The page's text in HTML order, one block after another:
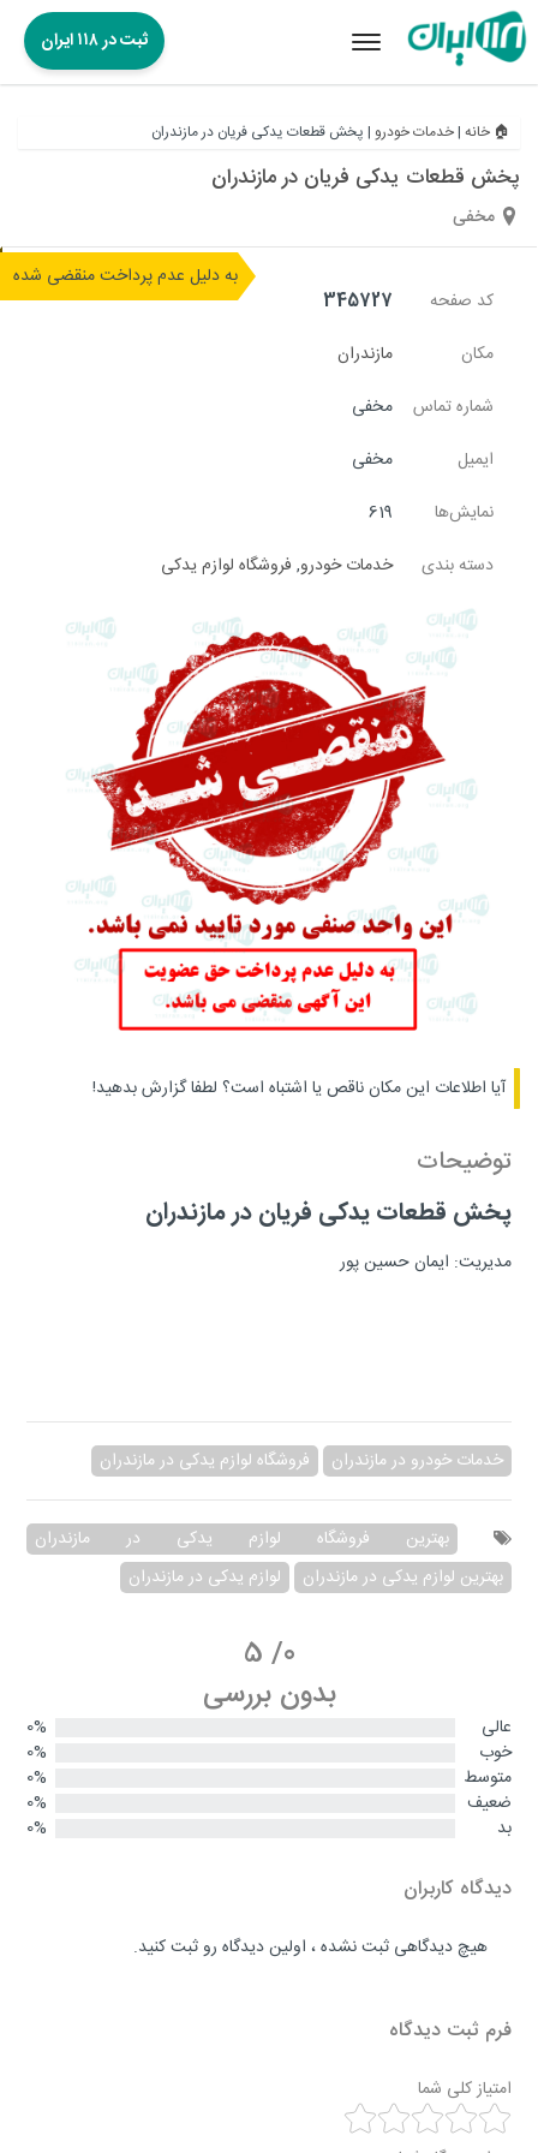
Toggle
ثبت در ۱۱۸ ایران
🏠 خانه|خدمات خودرو|پخش قطعات یدکی فریان در مازندران
پخش قطعات یدکی فریان در مازندران
مخفی
به دلیل عدم پرداخت منقضی شده
کد صفحه
345727
مکان
مازندران
شماره تماس
مخفی
ایمیل
مخفی
نمایش‌ها
619
دسته بندی
خدمات خودرو, فروشگاه لوازم یدکی
آیا اطلاعات این مکان ناقص یا اشتباه است؟ لطفا گزارش بدهید!
توضیحات
پخش قطعات یدکی فریان در مازندران
مدیریت: ایمان حسین پور
خدمات خودرو در مازندران فروشگاه لوازم یدکی در مازندران
بهترین فروشگاه لوازم یدکی در مازندران
بهترین لوازم یدکی در مازندران
لوازم یدکی در مازندران
0
/
5
بدون بررسی
عالی
0%
خوب
0%
متوسط
0%
ضعیف
0%
بد
0%
دیدگاه کاربران
هیچ دیدگاهی ثبت نشده ، اولین دیدگاه رو ثبت کنید.
فرم ثبت دیدگاه
امتیاز کلی شما